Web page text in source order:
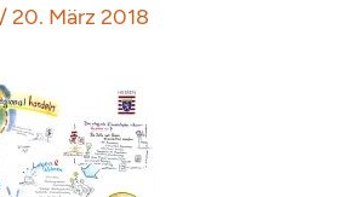
/20. März 2018